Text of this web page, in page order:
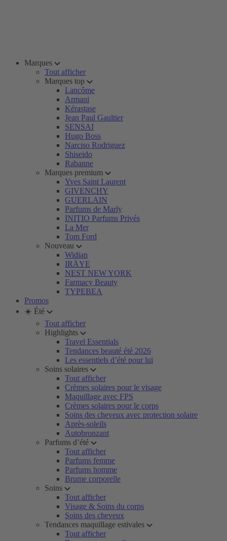
Marques
Tout afficher
Marques top
Lancôme
Armani
Kérastase
Jean Paul Gaultier
SENSAI
Hugo Boss
Narciso Rodriguez
Shiseido
Rabanne
Marques premium
Yves Saint Laurent
GIVENCHY
GUERLAIN
Parfums de Marly
INITIO Parfums Privés
La Mer
Tom Ford
Nouveau
Widian
IRÄYE
NEST NEW YORK
Farmacy Beauty
TYPEBEA
Promos
☀️ Été
Tout afficher
Highlights
Travel Essentials
Tendances beauté été 2026
Les essentiels d’été pour lui
Soins solaires
Tout afficher
Crèmes solaires pour le visage
Maquillage avec FPS
Crèmes solaires pour le corps
Soins des cheveux avec protection solaire
Après-soleils
Autobronzant
Parfums d’été
Tout afficher
Parfums femme
Parfums homme
Brume corporelle
Soins
Tout afficher
Visage & Soins du corps
Soins des cheveux
Tendances maquillage estivales
Tout afficher